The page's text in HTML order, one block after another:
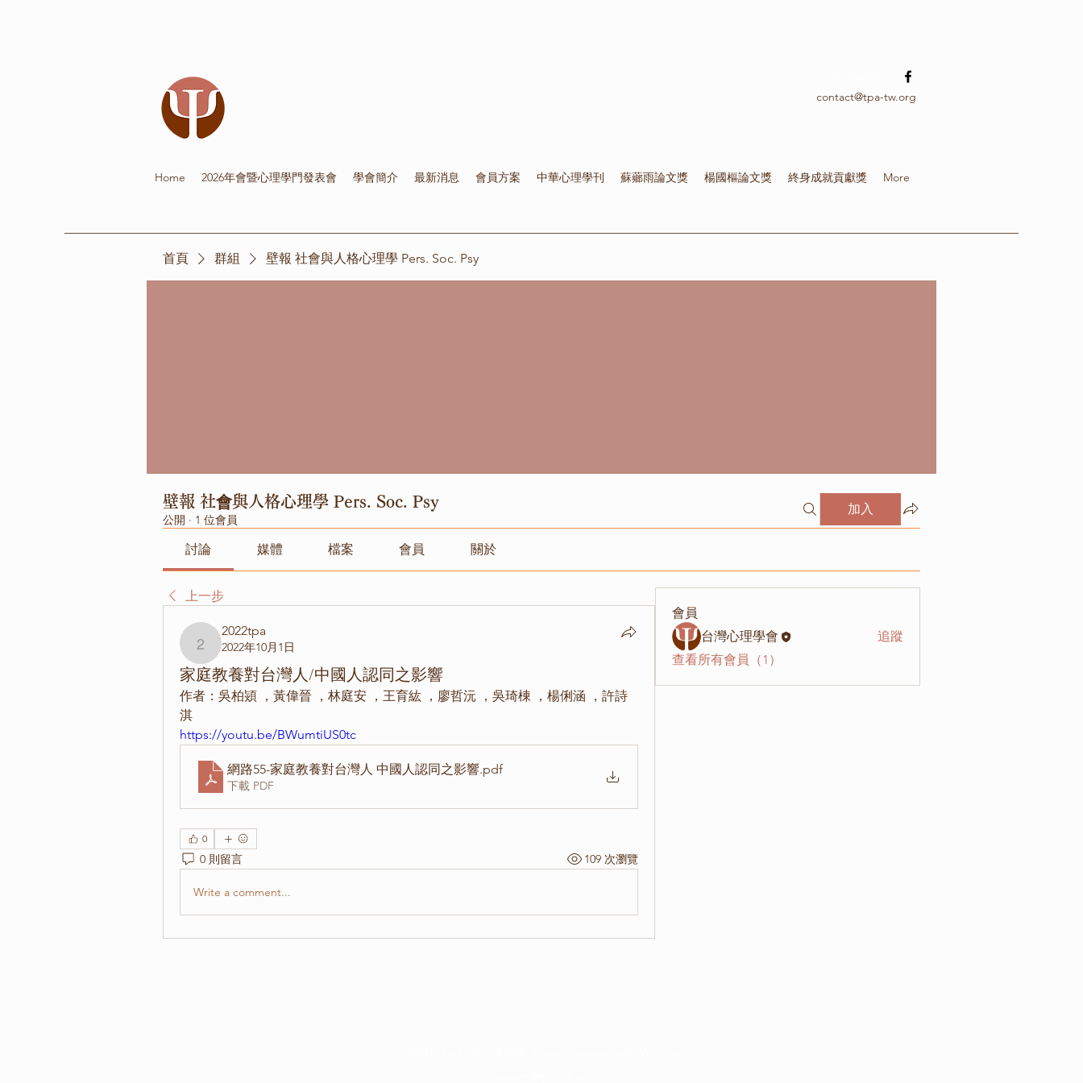
contact@tpa-tw.org
Home 2026年會暨心理學門發表會 學會簡介 最新消息 會員方案 中華心理學刊 蘇薌雨論文獎 楊國樞論文獎 終身成就貢獻獎 More
首頁 群組 壁報 社會與人格心理學 Pers. Soc. Psy
壁報 社會與人格心理學 Pers. Soc. Psy
公開 · 1 位會員
加入
討論 媒體 檔案 會員 關於
上一步
2022tpa
2022tpa
2022年10月1日
家庭教養對台灣人/中國人認同之影響
作者：吳柏熲 ，黃偉晉 ，林庭安 ，王育紘 ，廖哲沅 ，吳琦棟 ，楊俐涵 ，許詩
淇
https://youtu.be/BWumtiUS0tc
網路55-家庭教養對台灣人 中國人認同之影響.pdf
下載 PDF
0
0 則留言 109 次瀏覽
Write a comment...
會員
台灣心理學會
追蹤
查看所有會員（1）